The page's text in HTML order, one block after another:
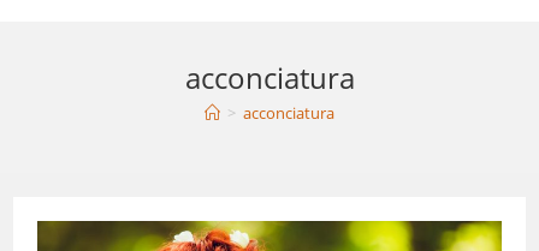
acconciatura
> acconciatura